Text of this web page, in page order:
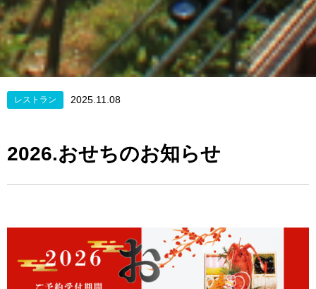
レストラン 2025.11.08
2026.おせちのお知らせ